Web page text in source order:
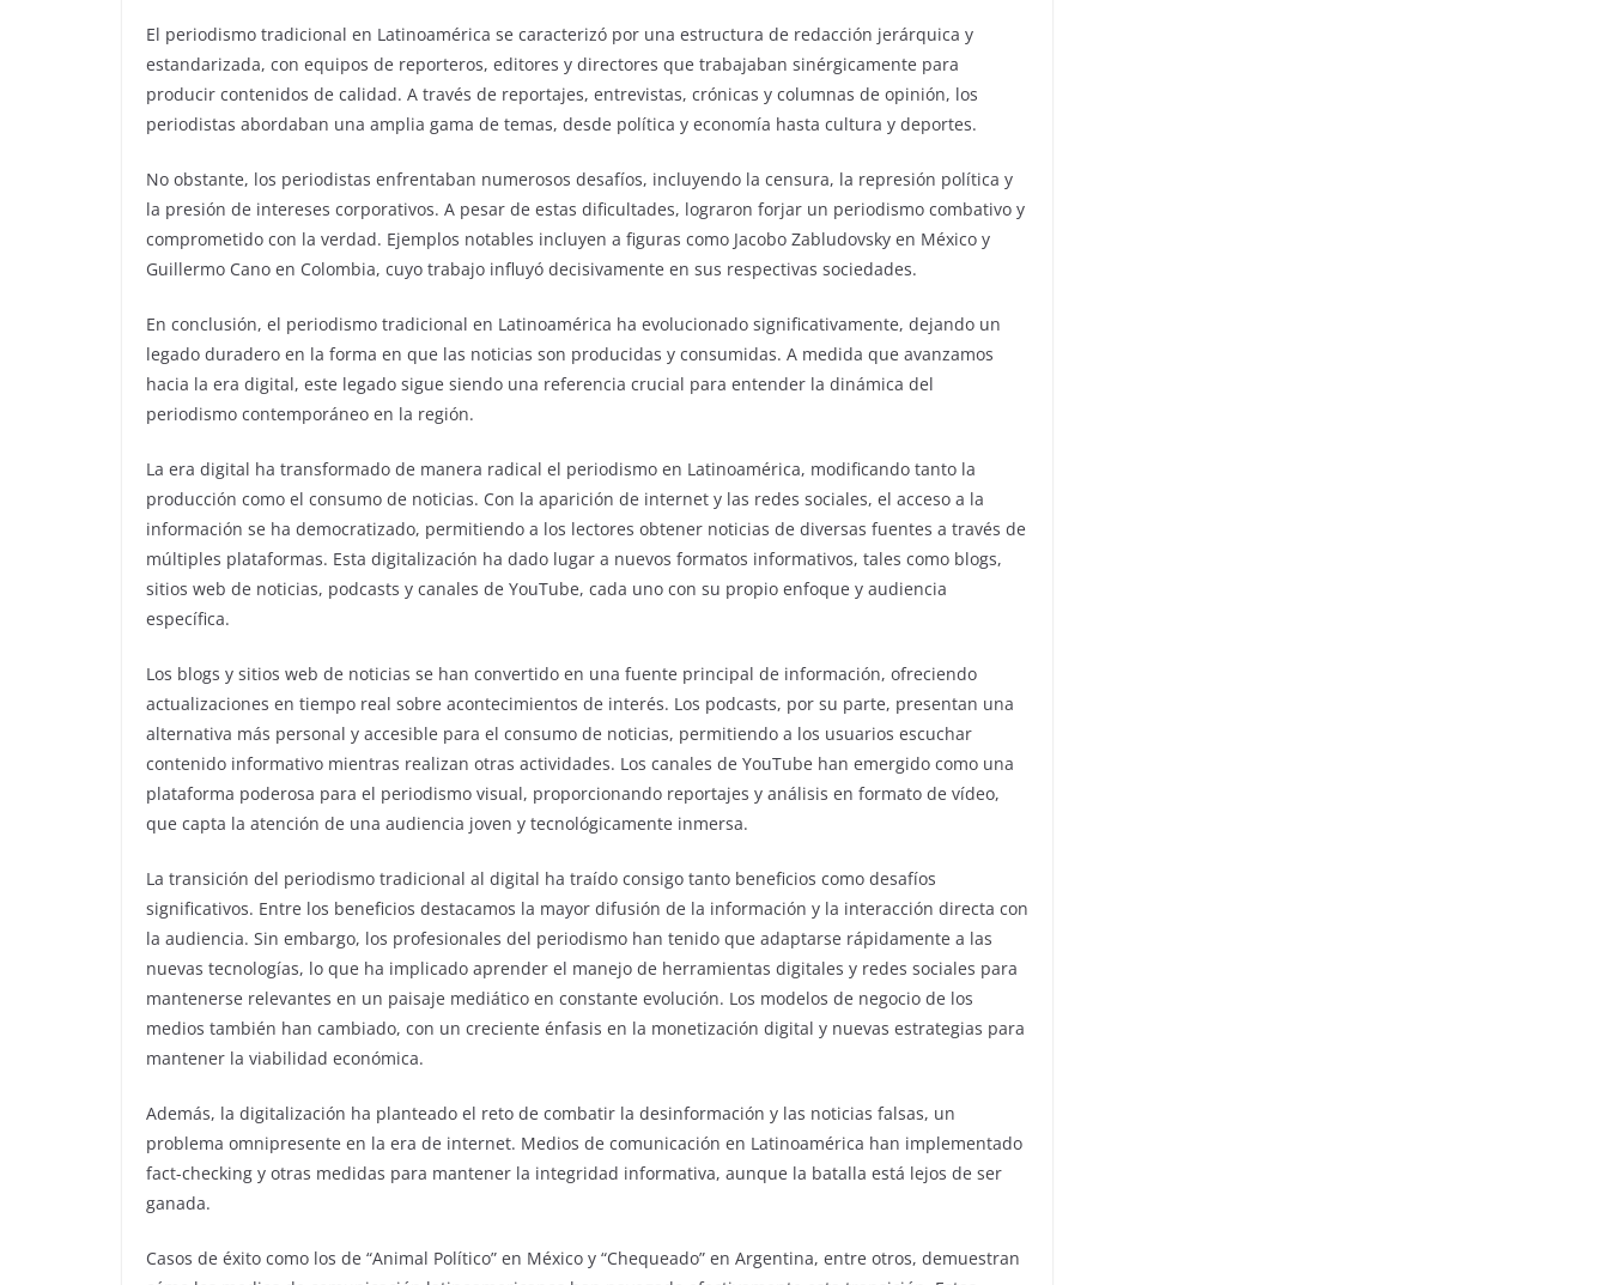
El periodismo tradicional en Latinoamérica se caracterizó por una estructura de redacción jerárquica y
estandarizada, con equipos de reporteros, editores y directores que trabajaban sinérgicamente para
producir contenidos de calidad. A través de reportajes, entrevistas, crónicas y columnas de opinión, los
periodistas abordaban una amplia gama de temas, desde política y economía hasta cultura y deportes.
No obstante, los periodistas enfrentaban numerosos desafíos, incluyendo la censura, la represión política y
la presión de intereses corporativos. A pesar de estas dificultades, lograron forjar un periodismo combativo y
comprometido con la verdad. Ejemplos notables incluyen a figuras como Jacobo Zabludovsky en México y
Guillermo Cano en Colombia, cuyo trabajo influyó decisivamente en sus respectivas sociedades.
En conclusión, el periodismo tradicional en Latinoamérica ha evolucionado significativamente, dejando un
legado duradero en la forma en que las noticias son producidas y consumidas. A medida que avanzamos
hacia la era digital, este legado sigue siendo una referencia crucial para entender la dinámica del
periodismo contemporáneo en la región.
La era digital ha transformado de manera radical el periodismo en Latinoamérica, modificando tanto la
producción como el consumo de noticias. Con la aparición de internet y las redes sociales, el acceso a la
información se ha democratizado, permitiendo a los lectores obtener noticias de diversas fuentes a través de
múltiples plataformas. Esta digitalización ha dado lugar a nuevos formatos informativos, tales como blogs,
sitios web de noticias, podcasts y canales de YouTube, cada uno con su propio enfoque y audiencia
específica.
Los blogs y sitios web de noticias se han convertido en una fuente principal de información, ofreciendo
actualizaciones en tiempo real sobre acontecimientos de interés. Los podcasts, por su parte, presentan una
alternativa más personal y accesible para el consumo de noticias, permitiendo a los usuarios escuchar
contenido informativo mientras realizan otras actividades. Los canales de YouTube han emergido como una
plataforma poderosa para el periodismo visual, proporcionando reportajes y análisis en formato de vídeo,
que capta la atención de una audiencia joven y tecnológicamente inmersa.
La transición del periodismo tradicional al digital ha traído consigo tanto beneficios como desafíos
significativos. Entre los beneficios destacamos la mayor difusión de la información y la interacción directa con
la audiencia. Sin embargo, los profesionales del periodismo han tenido que adaptarse rápidamente a las
nuevas tecnologías, lo que ha implicado aprender el manejo de herramientas digitales y redes sociales para
mantenerse relevantes en un paisaje mediático en constante evolución. Los modelos de negocio de los
medios también han cambiado, con un creciente énfasis en la monetización digital y nuevas estrategias para
mantener la viabilidad económica.
Además, la digitalización ha planteado el reto de combatir la desinformación y las noticias falsas, un
problema omnipresente en la era de internet. Medios de comunicación en Latinoamérica han implementado
fact-checking y otras medidas para mantener la integridad informativa, aunque la batalla está lejos de ser
ganada.
Casos de éxito como los de “Animal Político” en México y “Chequeado” en Argentina, entre otros, demuestran